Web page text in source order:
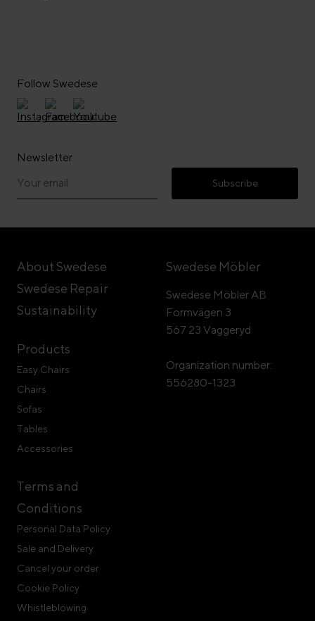
Follow Swedese
Newsletter
Subscribe
About Swedese
Swedese Repair
Sustainability
Products
Easy Chairs
Chairs
Sofas
Tables
Accessories
Terms and
Conditions
Personal Data Policy
Sale and Delivery
Cancel your order
Cookie Policy
Whistleblowing
Swedese Möbler
Swedese Möbler AB
Formvägen 3
567 23 Vaggeryd
Organization number:
556280-1323